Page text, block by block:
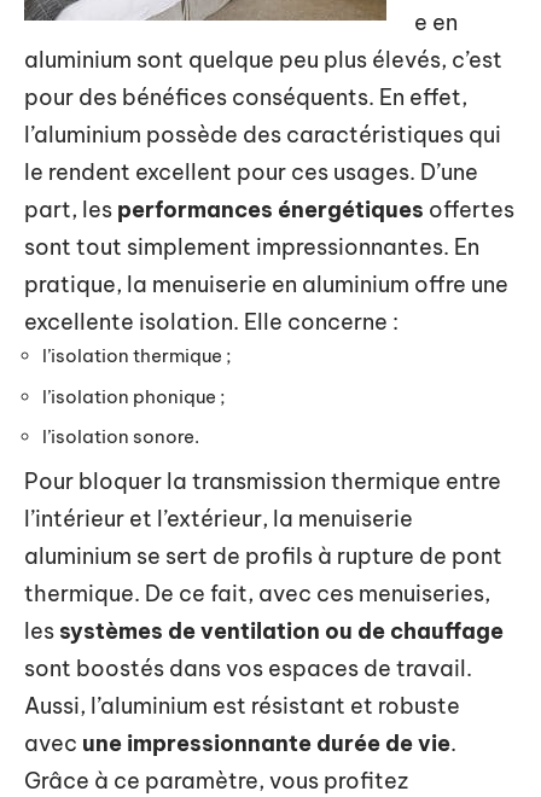
e en
aluminium sont quelque peu plus élevés, c’est
pour des bénéfices conséquents. En effet,
l’aluminium possède des caractéristiques qui
le rendent excellent pour ces usages. D’une
part, les performances énergétiques offertes
sont tout simplement impressionnantes. En
pratique, la menuiserie en aluminium offre une
excellente isolation. Elle concerne :
l’isolation thermique ;
l’isolation phonique ;
l’isolation sonore.
Pour bloquer la transmission thermique entre
l’intérieur et l’extérieur, la menuiserie
aluminium se sert de profils à rupture de pont
thermique. De ce fait, avec ces menuiseries,
les systèmes de ventilation ou de chauffage
sont boostés dans vos espaces de travail.
Aussi, l’aluminium est résistant et robuste
avec une impressionnante durée de vie.
Grâce à ce paramètre, vous profitez